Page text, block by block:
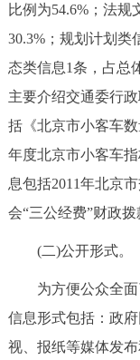
比例为54.6%；法规
30.3%；规划计划类
态类信息1条，占总
主要介绍交通委行
括《北京市小客车
年度北京市小客车
息包括2011年北京
会“三公经费”财政拨
(二)公开形式。
为方便公众全面
信息形式包括：政
视、报纸等媒体发